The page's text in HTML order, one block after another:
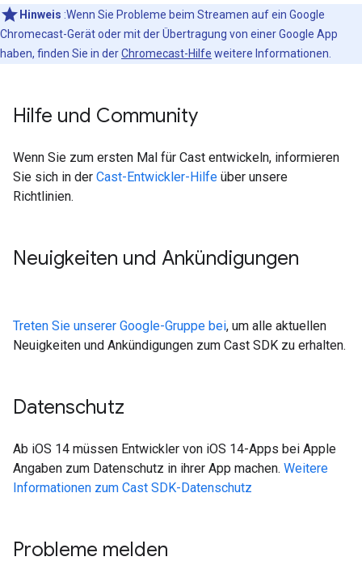
Hinweis :Wenn Sie Probleme beim Streamen auf ein Google
Chromecast-Gerät oder mit der Übertragung von einer Google App
haben, finden Sie in derChromecast-Hilfe weitere Informationen.
Hilfe und Community
Wenn Sie zum ersten Mal für Cast entwickeln, informieren
Sie sich in der Cast-Entwickler-Hilfe über unsere
Richtlinien.
Neuigkeiten und Ankündigungen
Treten Sie unserer Google-Gruppe bei, um alle aktuellen
Neuigkeiten und Ankündigungen zum Cast SDK zu erhalten.
Datenschutz
Ab iOS 14 müssen Entwickler von iOS 14-Apps bei Apple
Angaben zum Datenschutz in ihrer App machen. Weitere
Informationen zum Cast SDK-Datenschutz
Probleme melden